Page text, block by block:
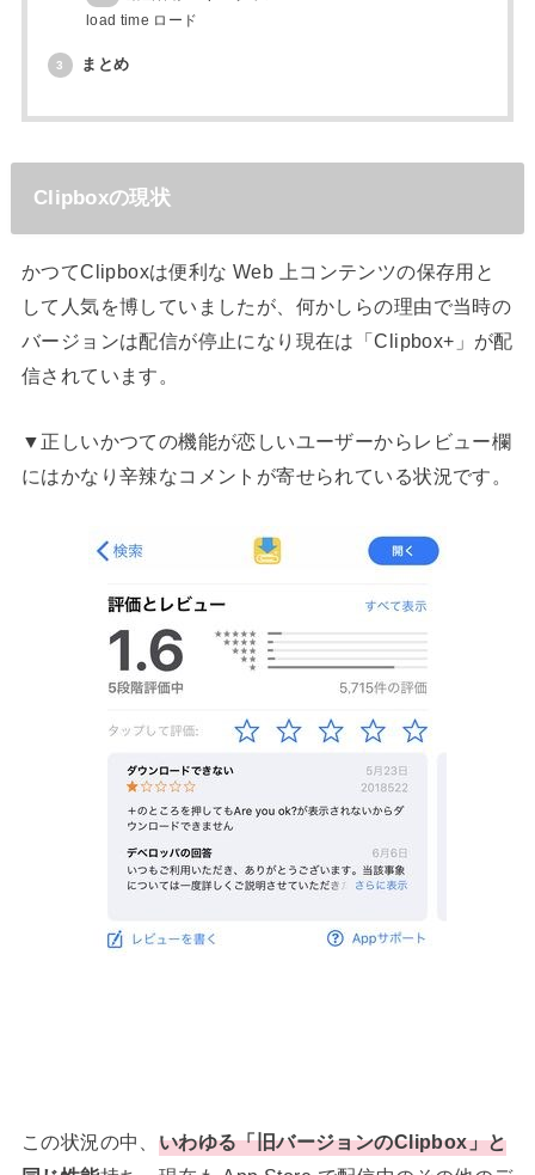
load time ロード
3 まとめ
Clipboxの現状
かつてClipboxは便利な Web 上コンテンツの保存用と
して人気を博していましたが、何かしらの理由で当時の
バージョンは配信が停止になり現在は「Clipbox+」が配
信されています。
▼正しいかつての機能が恋しいユーザーからレビュー欄
にはかなり辛辣なコメントが寄せられている状況です。
この状況の中、 いわゆる「旧バージョンのClipbox」と